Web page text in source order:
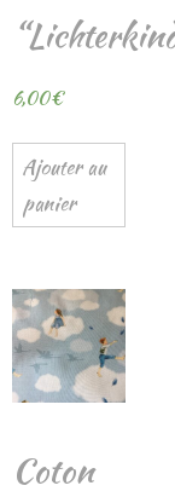
6,00€
Ajouter au
panier
Coton